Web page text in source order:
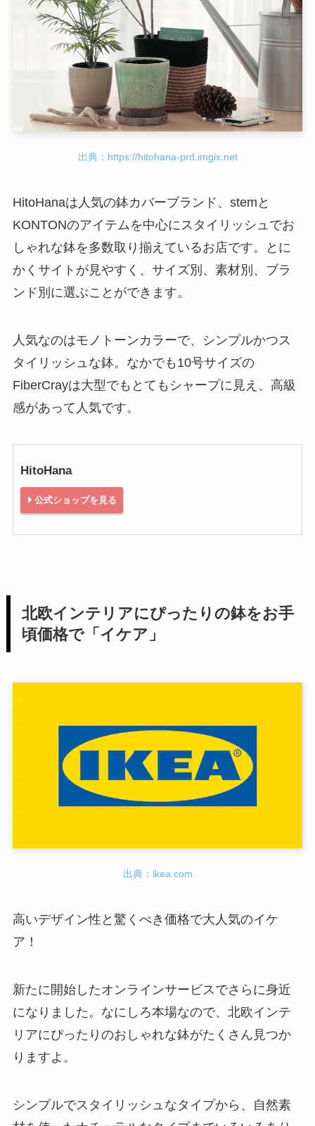
出典：https://hitohana-prd.imgix.net
HitoHanaは人気の鉢カバーブランド、stemと
KONTONのアイテムを中心にスタイリッシュでお
しゃれな鉢を多数取り揃えているお店です。とに
かくサイトが見やすく、サイズ別、素材別、ブラ
ンド別に選ぶことができます。
人気なのはモノトーンカラーで、シンプルかつス
タイリッシュな鉢。なかでも10号サイズの
FiberCrayは大型でもとてもシャープに見え、高級
感があって人気です。
HitoHana
公式ショップを見る
北欧インテリアにぴったりの鉢をお手
頃価格で「イケア」
出典：ikea.com
高いデザイン性と驚くべき価格で大人気のイケ
ア！
新たに開始したオンラインサービスでさらに身近
になりました。なにしろ本場なので、北欧インテ
リアにぴったりのおしゃれな鉢がたくさん見つか
りますよ。
シンプルでスタイリッシュなタイプから、自然素